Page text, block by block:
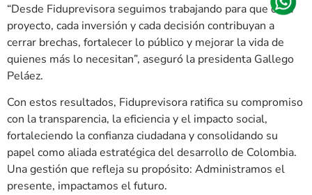
“Desde Fiduprevisora seguimos trabajando para que cada
proyecto, cada inversión y cada decisión contribuyan a
cerrar brechas, fortalecer lo público y mejorar la vida de
quienes más lo necesitan”, aseguró la presidenta Gallego
Peláez.
Con estos resultados, Fiduprevisora ratifica su compromiso
con la transparencia, la eficiencia y el impacto social,
fortaleciendo la confianza ciudadana y consolidando su
papel como aliada estratégica del desarrollo de Colombia.
Una gestión que refleja su propósito: Administramos el
presente, impactamos el futuro.